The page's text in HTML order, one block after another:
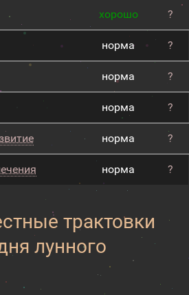
хорошо ?
норма ?
норма ?
норма ?
норма ?
норма ?
трактовки
лунного